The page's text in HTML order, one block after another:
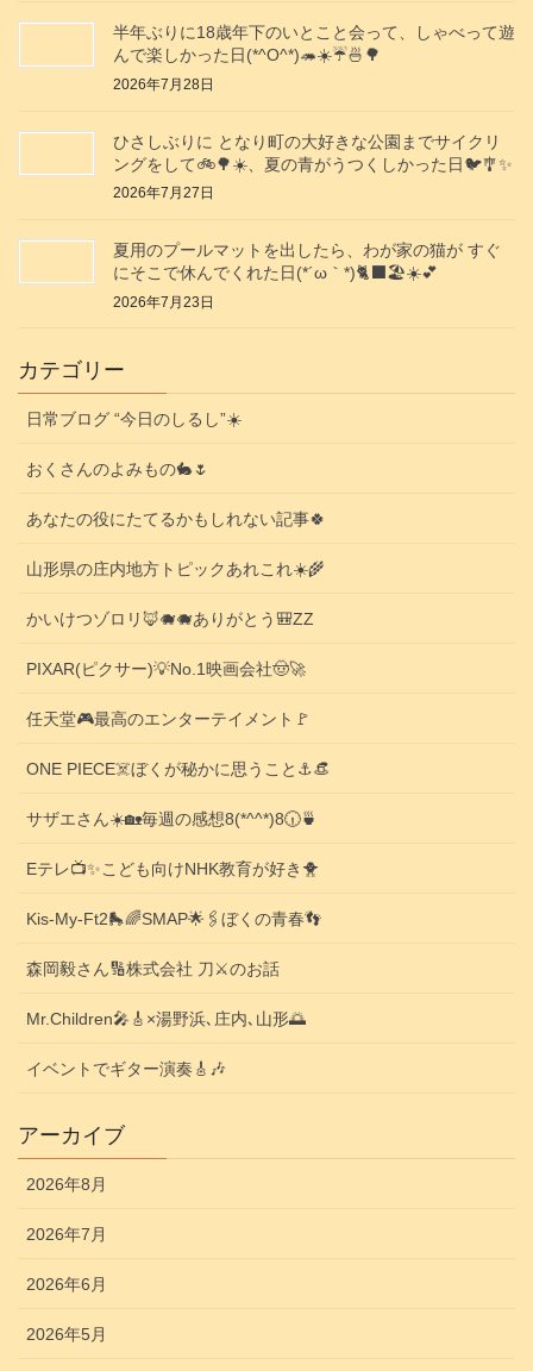
半年ぶりに18歳年下のいとこと会って、しゃべって遊
んで楽しかった日(*^O^*)🦔☀️☔🍜🌳
2026年7月28日
ひさしぶりに となり町の大好きな公園までサイクリ
ングをして🚲️🌳☀️、夏の青がうつくしかった日🐦️🎐✨️
2026年7月27日
夏用のプールマットを出したら、わが家の猫が すぐ
にそこで休んでくれた日(⁠*⁠´⁠ω⁠｀⁠*⁠)🐈‍⬛🏖️☀️💕
2026年7月23日
カテゴリー
日常ブログ “今日のしるし”☀️
おくさんのよみもの🐇🌷
あなたの役にたてるかもしれない記事🍀
山形県の庄内地方トピックあれこれ☀️🌾
かいけつゾロリ🦊🐗🐗ありがとう🎒ZZ
PIXAR(ピクサー)💡No.1映画会社🤠🚀
任天堂🎮️最高のエンターテイメント🚩
ONE PIECE☠️ぼくが秘かに思うこと⚓️👒
サザエさん☀️🏡毎週の感想8(*^^*)8🕡️🍵
Eテレ📺️✨こども向けNHK教育が好き🐥
Kis-My-Ft2🛼🌈SMAP🌟🖇️ぼくの青春👣
森岡毅さん🔢株式会社 刀⚔️のお話
Mr.Children🎤🎸×湯野浜､庄内､山形🌅
イベントでギター演奏🎸🎶
アーカイブ
2026年8月
2026年7月
2026年6月
2026年5月